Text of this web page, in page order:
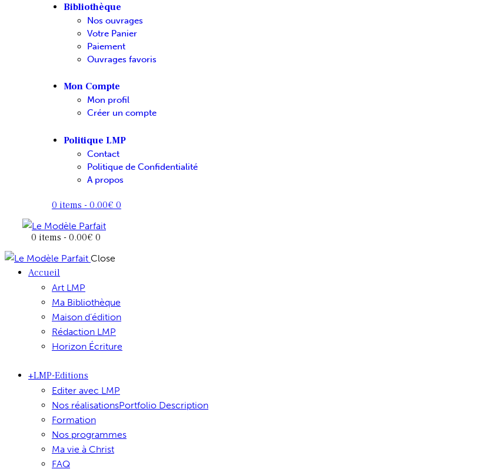
Bibliothèque
Nos ouvrages
Votre Panier
Paiement
Ouvrages favoris
Mon Compte
Mon profil
Créer un compte
Politique LMP
Contact
Politique de Confidentialité
A propos
0 items - 0.00€ 0
0 items - 0.00€ 0
Close
Accueil
Art LMP
Ma Bibliothèque
Maison d’édition
Rédaction LMP
Horizon Écriture
+LMP-Editions
Editer avec LMP
Nos réalisationsPortfolio Description
Formation
Nos programmes
Ma vie à Christ
FAQ